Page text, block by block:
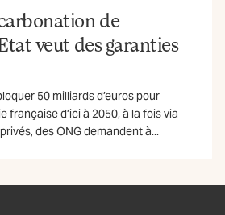
de
veut des garanties
50 milliards d’euros pour
française d’ici à 2050, à la fois via
des ONG demandent à...